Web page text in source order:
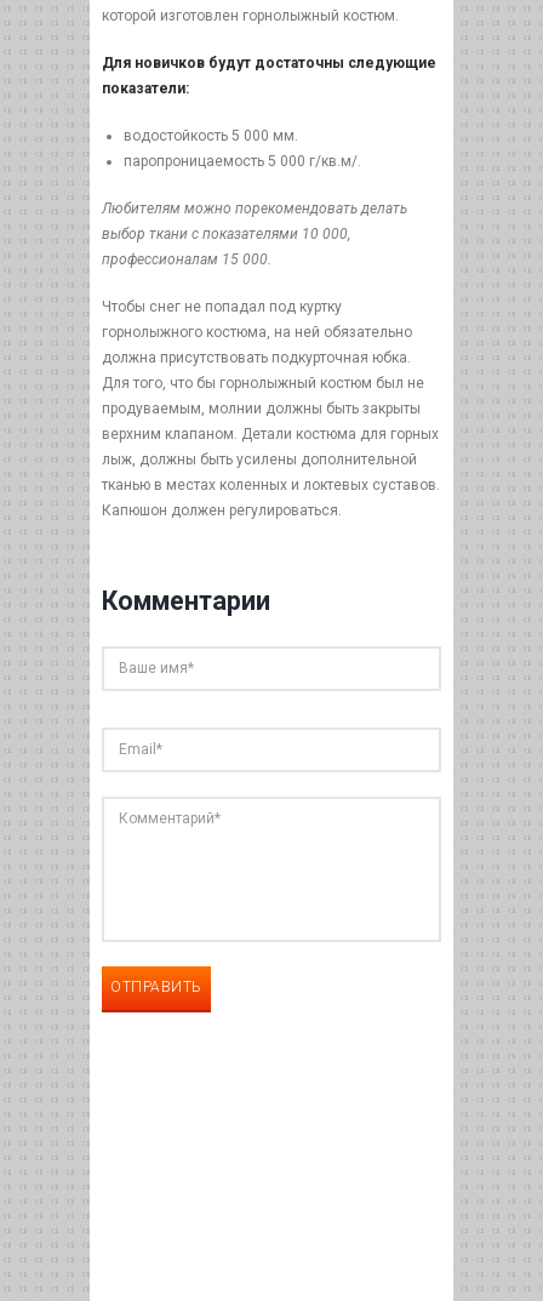
которой изготовлен горнолыжный костюм.
Для новичков будут достаточны следующие
показатели:
водостойкость 5 000 мм.
паропроницаемость 5 000 г/кв.м/.
Любителям можно порекомендовать делать
выбор ткани с показателями 10 000,
профессионалам 15 000.
Чтобы снег не попадал под куртку
горнолыжного костюма, на ней обязательно
должна присутствовать подкурточная юбка.
Для того, что бы горнолыжный костюм был не
продуваемым, молнии должны быть закрыты
верхним клапаном. Детали костюма для горных
лыж, должны быть усилены дополнительной
тканью в местах коленных и локтевых суставов.
Капюшон должен регулироваться.
Комментарии